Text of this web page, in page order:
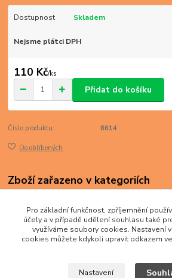
Dostupnost Skladem
Nejsme plátci DPH
110 Kč/ks
Přidat do košíku
Číslo produktu: 8614
Do oblíbených
Zboží zařazeno v kategoriích
Německo
Pro základní funkčnost, zpříjemnění
účely a v případě udělení souhlasu také
využíváme soubory cookies. Nastavení
cookies můžete kdykoli upravit odkazem
Nastavení